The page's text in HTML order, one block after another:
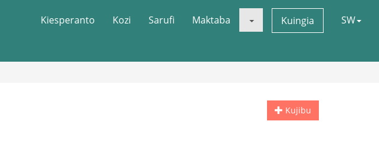
Kiesperanto Kozi Sarufi Maktaba Kuingia SW
Kujibu